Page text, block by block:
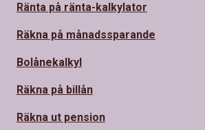
Ränta på ränta-kalkylator
Räkna på månadssparande
Bolånekalkyl
Räkna på billån
Räkna ut pension